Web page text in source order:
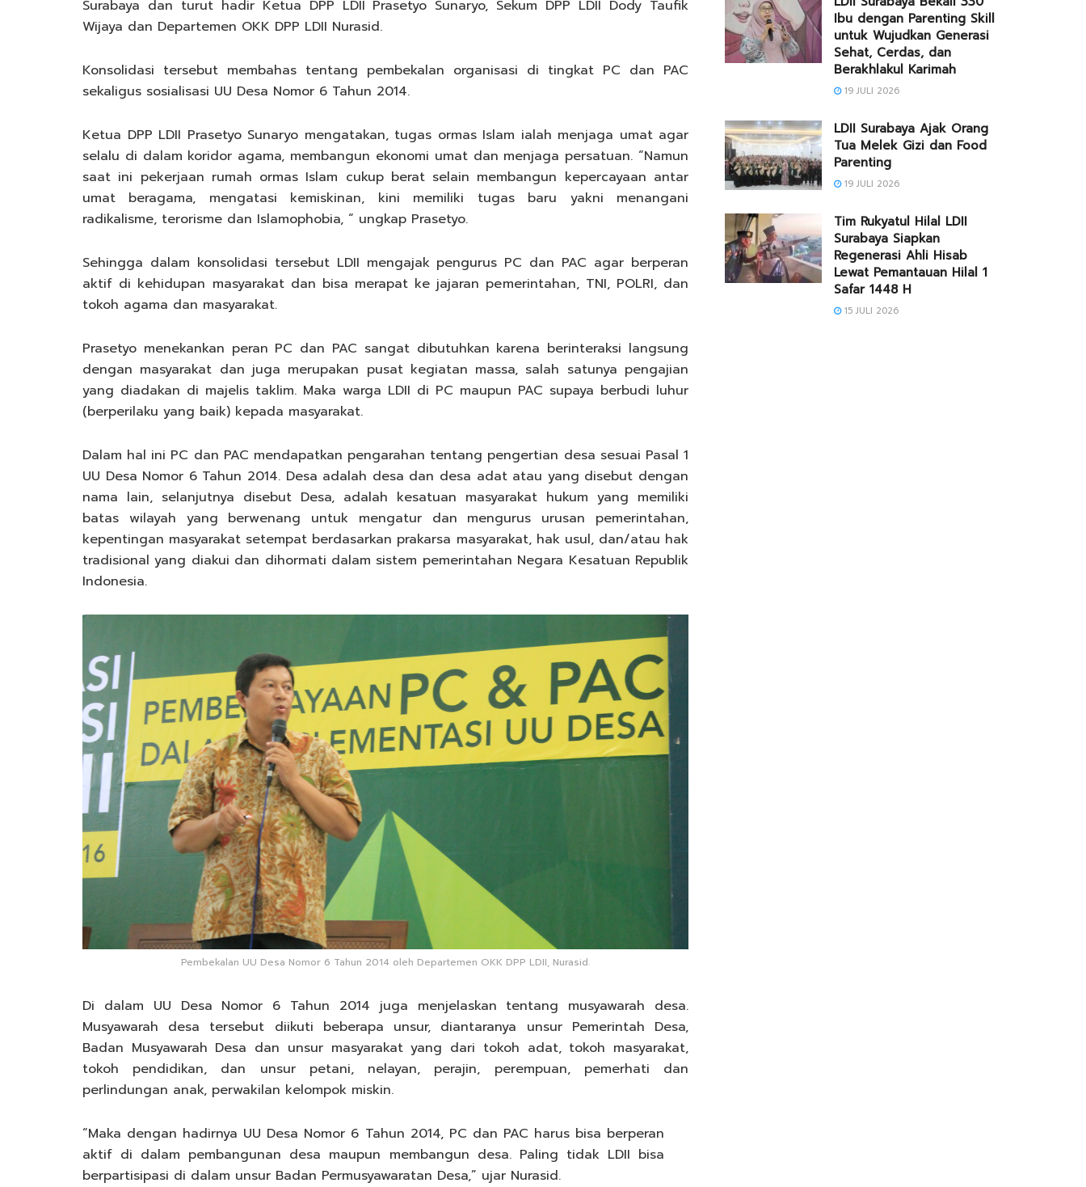
Surabaya dan turut hadir Ketua DPP LDII Prasetyo Sunaryo, Sekum DPP LDII Dody Taufik
Wijaya dan Departemen OKK DPP LDII Nurasid.
Konsolidasi tersebut membahas tentang pembekalan organisasi di tingkat PC dan PAC
sekaligus sosialisasi UU Desa Nomor 6 Tahun 2014.
Ketua DPP LDII Prasetyo Sunaryo mengatakan, tugas ormas Islam ialah menjaga umat agar
selalu di dalam koridor agama, membangun ekonomi umat dan menjaga persatuan. “Namun
saat ini pekerjaan rumah ormas Islam cukup berat selain membangun kepercayaan antar
umat beragama, mengatasi kemiskinan, kini memiliki tugas baru yakni menangani
radikalisme, terorisme dan Islamophobia, “ ungkap Prasetyo.
Sehingga dalam konsolidasi tersebut LDII mengajak pengurus PC dan PAC agar berperan
aktif di kehidupan masyarakat dan bisa merapat ke jajaran pemerintahan, TNI, POLRI, dan
tokoh agama dan masyarakat.
Prasetyo menekankan peran PC dan PAC sangat dibutuhkan karena berinteraksi langsung
dengan masyarakat dan juga merupakan pusat kegiatan massa, salah satunya pengajian
yang diadakan di majelis taklim. Maka warga LDII di PC maupun PAC supaya berbudi luhur
(berperilaku yang baik) kepada masyarakat.
Dalam hal ini PC dan PAC mendapatkan pengarahan tentang pengertian desa sesuai Pasal 1
UU Desa Nomor 6 Tahun 2014. Desa adalah desa dan desa adat atau yang disebut dengan
nama lain, selanjutnya disebut Desa, adalah kesatuan masyarakat hukum yang memiliki
batas wilayah yang berwenang untuk mengatur dan mengurus urusan pemerintahan,
kepentingan masyarakat setempat berdasarkan prakarsa masyarakat, hak usul, dan/atau hak
tradisional yang diakui dan dihormati dalam sistem pemerintahan Negara Kesatuan Republik
Indonesia.
Pembekalan UU Desa Nomor 6 Tahun 2014 oleh Departemen OKK DPP LDII, Nurasid.
Di dalam UU Desa Nomor 6 Tahun 2014 juga menjelaskan tentang musyawarah desa.
Musyawarah desa tersebut diikuti beberapa unsur, diantaranya unsur Pemerintah Desa,
Badan Musyawarah Desa dan unsur masyarakat yang dari tokoh adat, tokoh masyarakat,
tokoh pendidikan, dan unsur petani, nelayan, perajin, perempuan, pemerhati dan
perlindungan anak, perwakilan kelompok miskin.
“Maka dengan hadirnya UU Desa Nomor 6 Tahun 2014, PC dan PAC harus bisa berperan
aktif di dalam pembangunan desa maupun membangun desa. Paling tidak LDII bisa
berpartisipasi di dalam unsur Badan Permusyawaratan Desa,” ujar Nurasid.
Ibu dengan Parenting Skill
untuk Wujudkan Generasi
Sehat, Cerdas, dan
Berakhlakul Karimah
19 JULI 2026
LDII Surabaya Ajak Orang
Tua Melek Gizi dan Food
Parenting
19 JULI 2026
Tim Rukyatul Hilal LDII
Surabaya Siapkan
Regenerasi Ahli Hisab
Lewat Pemantauan Hilal 1
Safar 1448 H
15 JULI 2026